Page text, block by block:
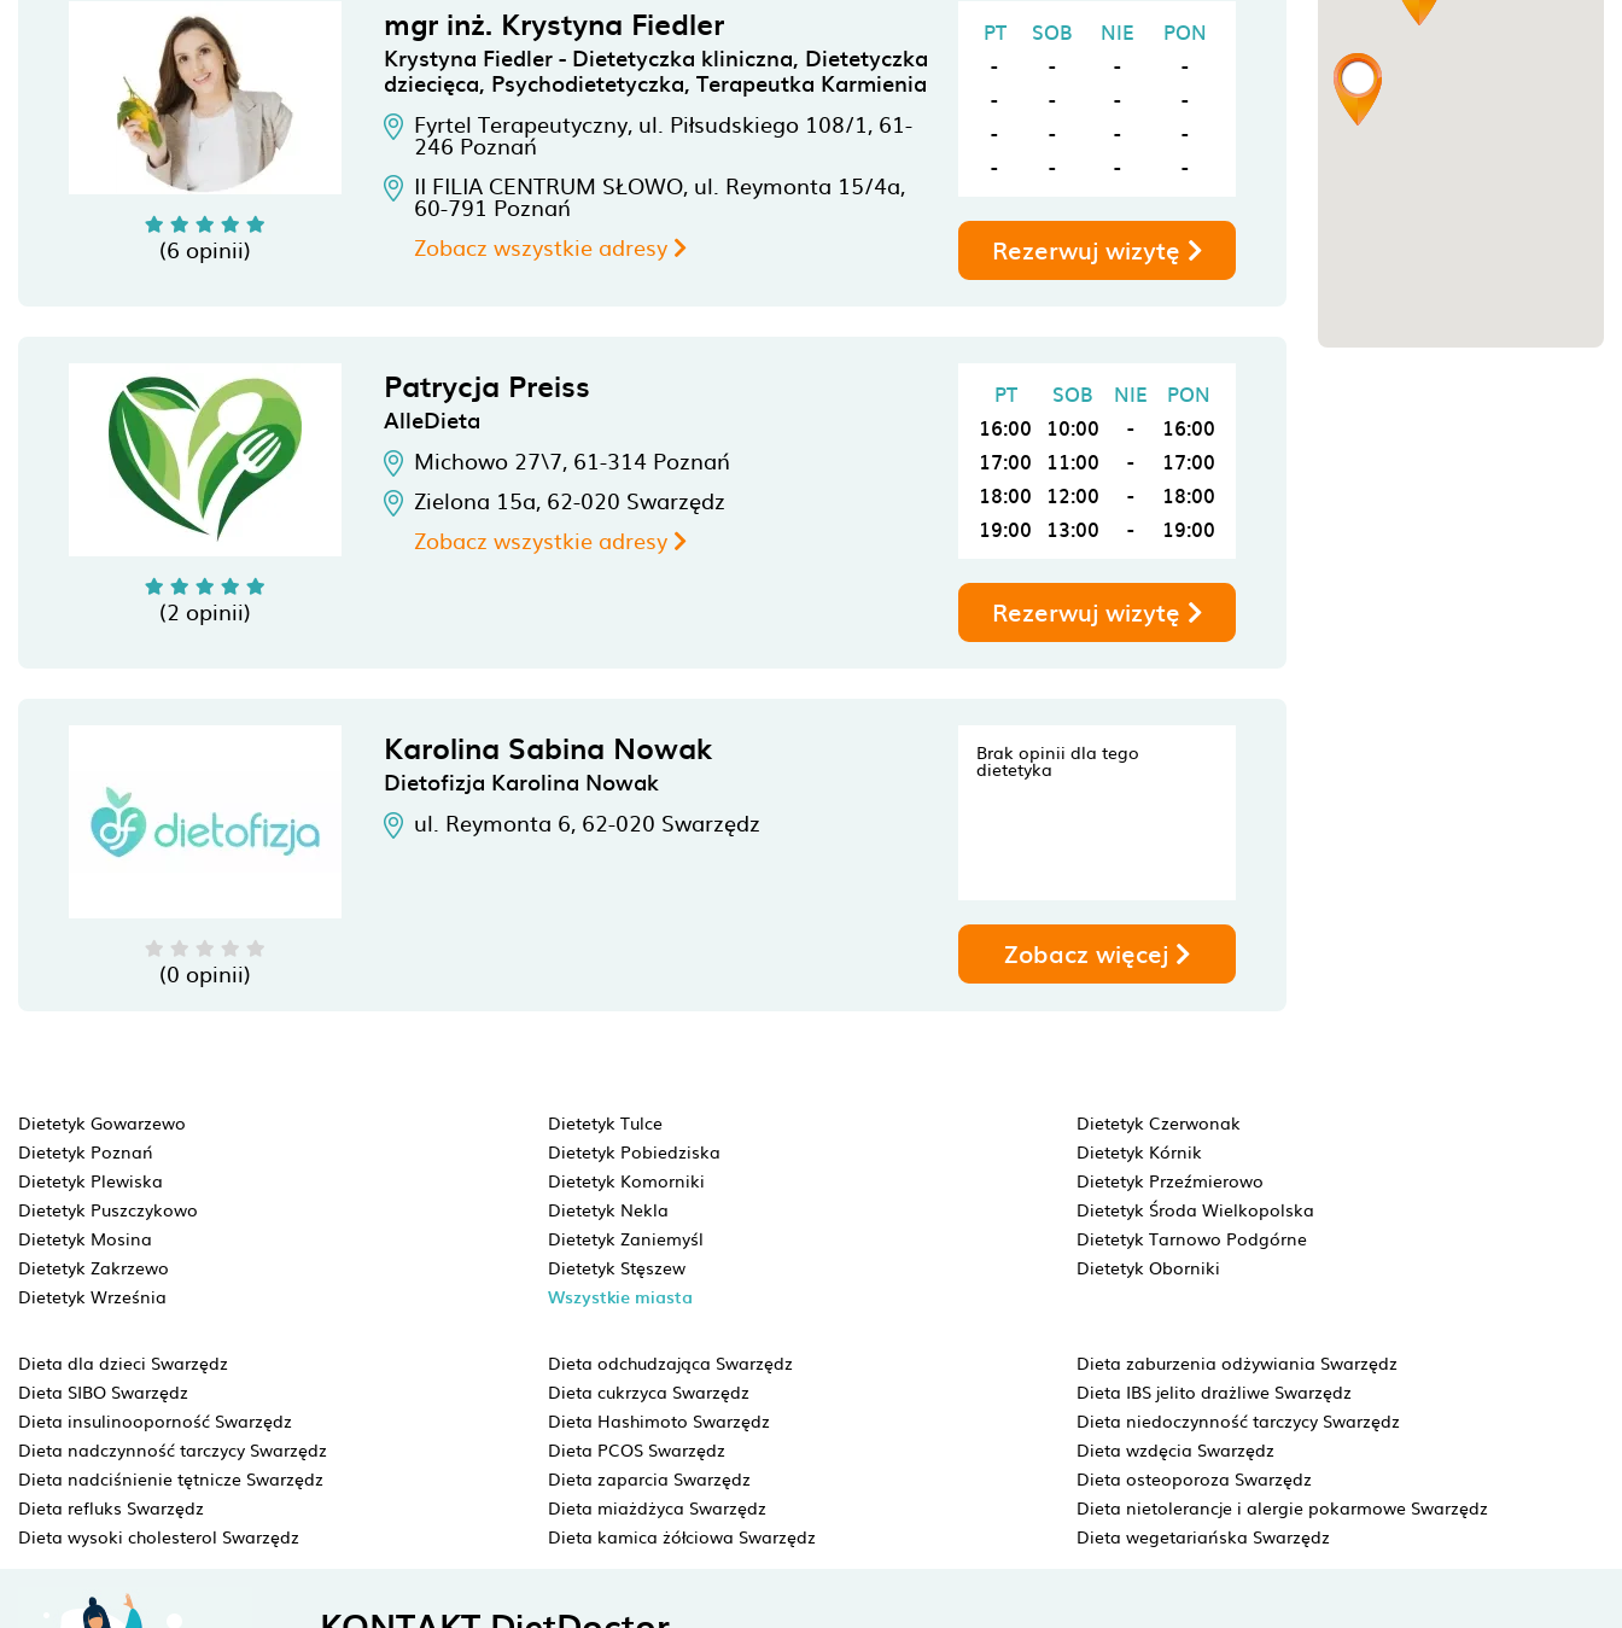
(6 opinii)
mgr inż. Krystyna Fiedler
Krystyna Fiedler - Dietetyczka kliniczna, Dietetyczka
dziecięca, Psychodietetyczka, Terapeutka Karmienia
Fyrtel Terapeutyczny, ul. Piłsudskiego 108/1, 61-
246 Poznań
II FILIA CENTRUM SŁOWO, ul. Reymonta 15/4a,
60-791 Poznań
Zobacz wszystkie adresy
PT SOB NIE
PON
-
- -
-
-
- -
-
-
- -
-
-
- - -
Rezerwuj wizytę
(2 opinii)
Patrycja Preiss
AlleDieta
Michowo 27\7, 61-314 Poznań
Zielona 15a, 62-020 Swarzędz
Zobacz wszystkie adresy
PT SOB NIE
PON
16:00
10:00 -
16:00
17:00
11:00 -
17:00
18:00
12:00 -
18:00
19:00
13:00 - 19:00
Rezerwuj wizytę
(0 opinii)
Karolina Sabina Nowak
Dietofizja Karolina Nowak
ul. Reymonta 6, 62-020 Swarzędz
Brak opinii dla tego
dietetyka
Zobacz więcej
Dietetyk Gowarzewo Dietetyk Tulce
Dietetyk Czerwonak
Dietetyk Poznań
Dietetyk Pobiedziska
Dietetyk Kórnik
Dietetyk Plewiska
Dietetyk Komorniki
Dietetyk Przeźmierowo
Dietetyk Puszczykowo
Dietetyk Nekla
Dietetyk Środa Wielkopolska
Dietetyk Mosina
Dietetyk Zaniemyśl
Dietetyk Tarnowo Podgórne
Dietetyk Zakrzewo
Dietetyk Stęszew
Dietetyk Oborniki
Dietetyk Września
Wszystkie miasta
Dieta dla dzieci Swarzędz Dieta odchudzająca Swarzędz
Dieta zaburzenia odżywiania Swarzędz
Dieta SIBO Swarzędz
Dieta cukrzyca Swarzędz
Dieta IBS jelito drażliwe Swarzędz
Dieta insulinooporność Swarzędz
Dieta Hashimoto Swarzędz
Dieta niedoczynność tarczycy Swarzędz
Dieta nadczynność tarczycy Swarzędz
Dieta PCOS Swarzędz
Dieta wzdęcia Swarzędz
Dieta nadciśnienie tętnicze Swarzędz
Dieta zaparcia Swarzędz
Dieta osteoporoza Swarzędz
Dieta refluks Swarzędz
Dieta miażdżyca Swarzędz
Dieta nietolerancje i alergie pokarmowe Swarzędz
Dieta wysoki cholesterol Swarzędz
Dieta kamica żółciowa Swarzędz Dieta wegetariańska Swarzędz